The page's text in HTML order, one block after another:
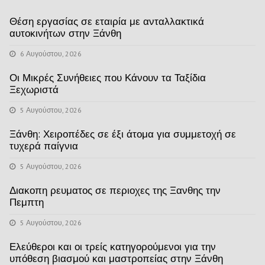
Θέση εργασίας σε εταιρία με ανταλλακτικά
αυτοκινήτων στην Ξάνθη
6 Αυγούστου, 2026
Οι Μικρές Συνήθειες που Κάνουν τα Ταξίδια
Ξεχωριστά
5 Αυγούστου, 2026
Ξάνθη: Χειροπέδες σε έξι άτομα για συμμετοχή σε
τυχερά παίγνια
5 Αυγούστου, 2026
Διακοπη ρευματος σε περιοχες της Ξανθης την
Πεμπτη
5 Αυγούστου, 2026
Ελεύθεροι και οι τρείς κατηγορούμενοι για την
υπόθεση βιασμού και μαστροπείας στην Ξάνθη